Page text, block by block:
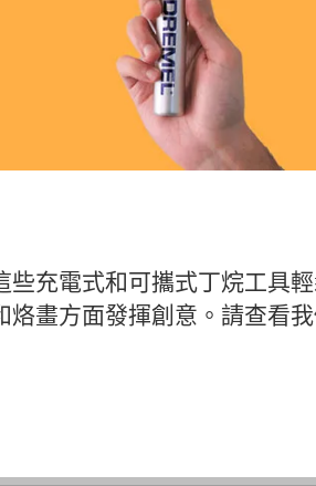
些充電式和可攜式丁烷工具
烙畫方面發揮創意。請查看